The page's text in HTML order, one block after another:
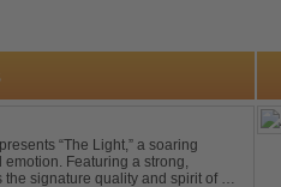
“The Light,” a soaring
Featuring a strong,
signature quality and spirit of a